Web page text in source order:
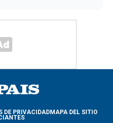
DE PRIVACIDADMAPA DEL SITIO